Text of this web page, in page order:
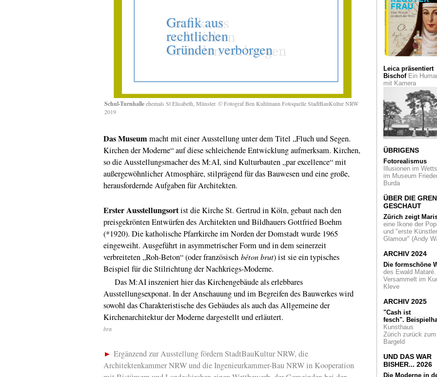
Schul-Turnhalleehemals St Elisabeth, Münster. © Fotograf Ben Kuhlmann Fotoquelle StadtBauKultur NRW
2019
Das Museum macht mit einer Ausstellung unter dem Titel „Fluch und Segen.
Kirchen der Moderne“ auf diese schleichende Entwicklung aufmerksam. Kirchen,
so die Ausstellungsmacher des M:AI, sind Kulturbauten „par excellence“ mit
außergewöhnlicher Atmosphäre, stilprägend für das Bauwesen und eine große,
herausfordernde Aufgaben für Architekten.
Erster Ausstellungsortist die Kirche St. Gertrud in Köln, gebaut nach den
preisgekrönten Entwürfen des Architekten und Bildhauers Gottfried Boehm
(*1920). Die katholische Pfarrkirche im Norden der Domstadt wurde 1965
eingeweiht. Ausgeführt in asymmetrischer Form und in dem seinerzeit
verbreiteten „Roh-Beton“ (oder französisch béton brut) ist sie ein typisches
Beispiel für die Stilrichtung der Nachkriegs-Moderne.
Das M:AI inszeniert hier das Kirchengebäude als erlebbares
Ausstellungsexponat. In der Anschauung und im Begreifen des Bauwerkes wird
sowohl das Charakteristische des Gebäudes als auch das Allgemeine der
Kirchenarchitektur der Moderne dargestellt und erläutert.
bra
► Ergänzend zur Ausstellung fördern StadtBauKultur NRW, die
Architektenkammer NRW und die Ingenieurkammer-Bau NRW in Kooperation
Hinsehen!
Appell mit
geehrt
Zwischen
und Kunstpalast
Künstler 1844
Sehnsuchtsort
Bundeskunsthalle
weckt California
Dreams
Tabubrecher
Courbet zum 200.
Geburtstag
MaskulinitätenEin
femininer Blick auf
Männer in den
rheinischen
ZEROin Korea - ein
Kulturexport
System und
Kritisch: Eine NS-
Bosch
Bäume im Stadion!
das Kunst? For
Eine Installation in
Barock Die Medicis
Rhein. Eine Schau
Rolandseck
Nachruf
Lindbergh
Leica präsentiert
BischofEin
mit Kamera
ÜBRIGENS
Fotorealismus
Illusionen im
im Museum
Burda
ÜBER DIE
GESCHAUT
Zürich zeigt
eine Ikone der
und "erste
Glamour" (Andy
ARCHIV 2024
Die formschöne
des Ewald Mataré.
Versammelt im
Kleve
ARCHIV 2025
"Cash ist
fesch".
Kunsthaus
Zürich zurück zum
Bargeld
UND DAS WAR
BISHER... 2026
Die Moderne in